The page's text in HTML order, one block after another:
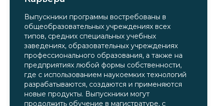
Выпускники программы востребованы в
общеобразовательных учреждениях всех
типов, средних специальных учебных
заведениях, образовательных учреждениях
профессионального образования, а также на
предприятиях любой формы собственности,
где с использованием наукоемких технологий
разрабатываются, создаются и применяются
новые продукты. Выпускники могут
продолжить обучение в магистратуре, с